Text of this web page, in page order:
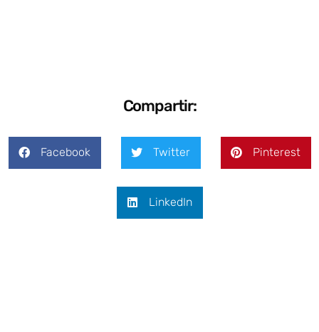
Compartir:
Facebook Twitter Pinterest
LinkedIn